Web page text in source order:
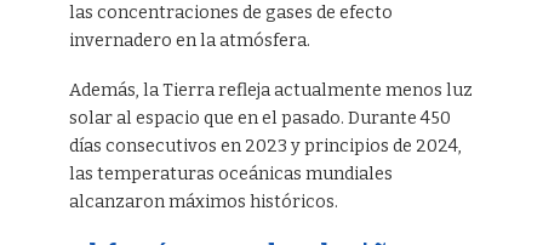
las concentraciones de gases de efecto
invernadero en la atmósfera.
Además, la Tierra refleja actualmente menos luz
solar al espacio que en el pasado. Durante 450
días consecutivos en 2023 y principios de 2024,
las temperaturas oceánicas mundiales
alcanzaron máximos históricos.